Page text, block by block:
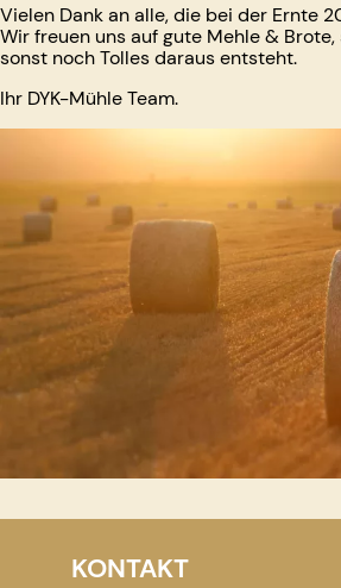
Vielen Dank an alle, die bei der Ernte
Wir freuen uns auf gute Mehle &
sonst noch Tolles daraus entsteht.
Ihr DYK-Mühle Team.
KONTAKT